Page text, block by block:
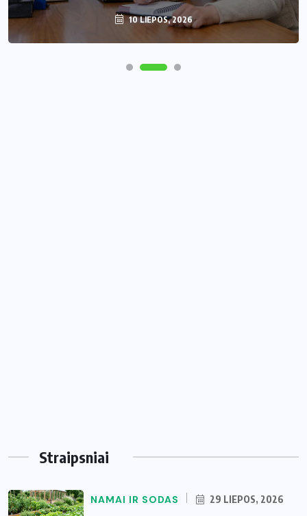
10 LIEPOS, 2026
Straipsniai
NAMAI IR SODAS 29 LIEPOS, 2026